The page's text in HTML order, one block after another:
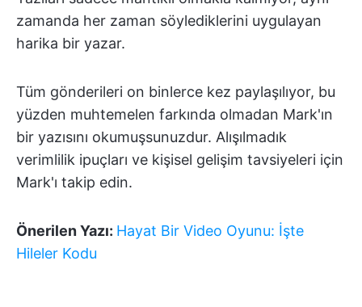
zamanda her zaman söylediklerini uygulayan
harika bir yazar.
Tüm gönderileri on binlerce kez paylaşılıyor, bu
yüzden muhtemelen farkında olmadan Mark'ın
bir yazısını okumuşsunuzdur. Alışılmadık
verimlilik ipuçları ve kişisel gelişim tavsiyeleri için
Mark'ı takip edin.
Önerilen Yazı: Hayat Bir Video Oyunu: İşte
Hileler Kodu